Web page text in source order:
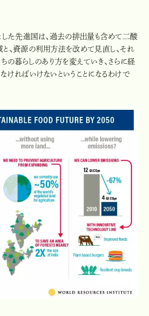
した先進国は、過去の排出量も含めて二酸
、資源の利用方法を改めて見直し、それ
の暮らしのあり方を変えていき、さらに経
ければいけないということになるわけで